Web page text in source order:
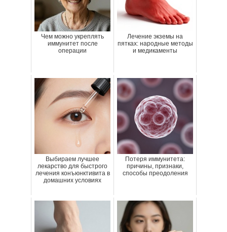
Чем можно укреплять
иммунитет после
операции
Лечение экземы на
пятках: народные методы
и медикаменты
Выбираем лучшее
лекарство для быстрого
лечения конъюнктивита в
домашних условиях
Потеря иммунитета:
причины, признаки,
способы преодоления